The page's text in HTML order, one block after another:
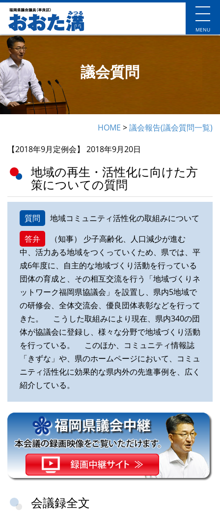
MENU
議会質問
HOME >議会報告(議会質問一覧)
【2018年9月定例会】 2018年9月20日
地域の再生・活性化に向けた方
策についての質問
質問
地域コミュニティ活性化の取組みについて
答弁
（知事） 少子高齢化、人口減少が進む
中、活力ある地域をつくっていくため、県では、平
成6年度に、自主的な地域づくり活動を行っている
団体の育成と、その相互交流を行う「地域づくりネ
ットワーク福岡県協議会」を設置し、県内5地域で
の研修会、全体交流会、優良団体表彰などを行って
きた。 こうした取組みにより現在、県内340の団
体が協議会に登録し、様々な分野で地域づくり活動
を行っている。 このほか、コミュニティ情報誌
「きずな」や、県のホームページにおいて、コミュ
ニティ活性化に効果的な県内外の先進事例を、広く
紹介している。
会議録全文